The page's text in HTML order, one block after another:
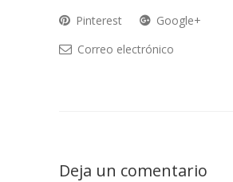
Pinterest
Google+
Correo electrónico
Deja un comentario